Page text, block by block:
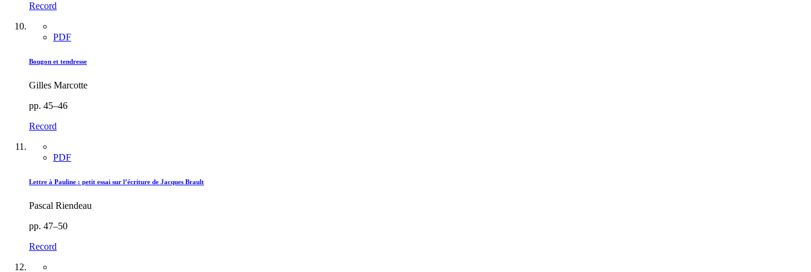
Record
PDF
Bougon et tendresse
Gilles Marcotte
pp. 45–46
Record
PDF
Lettre à Pauline : petit essai sur l’écriture de Jacques Brault
Pascal Riendeau
pp. 47–50
Record